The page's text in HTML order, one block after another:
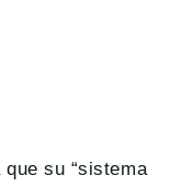
su “sistema